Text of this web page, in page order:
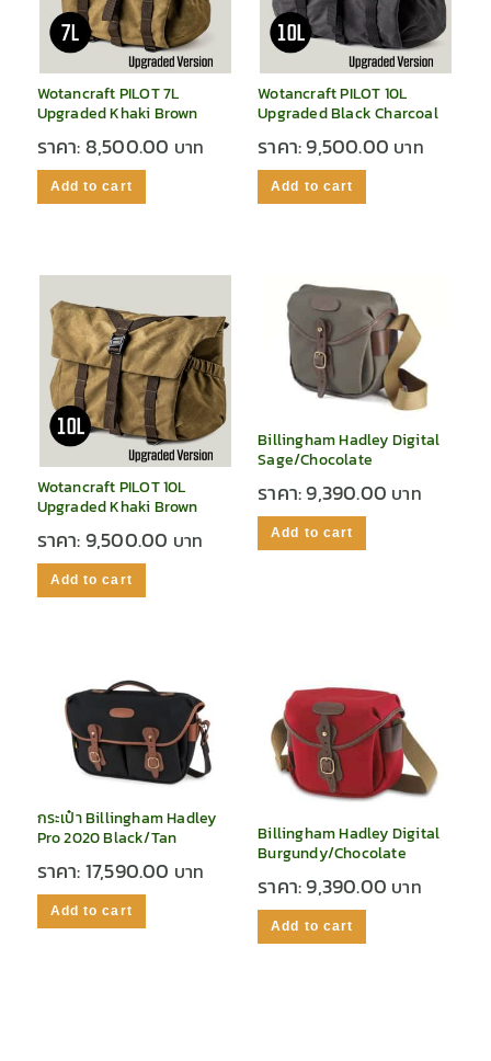
Wotancraft PILOT 7L
Upgraded Khaki Brown
ราคา:8,500.00
Add to cart
Wotancraft PILOT 10L
Upgraded Black Charcoal
ราคา:9,500.00
Add to cart
Wotancraft PILOT 10L
Upgraded Khaki Brown
ราคา:9,500.00
Add to cart
Billingham Hadley Digital
Sage/Chocolate
ราคา:9,390.00
Add to cart
กระเป๋า Billingham Hadley
Pro 2020 Black/Tan
ราคา:17,590.00
Add to cart
Billingham Hadley Digital
Burgundy/Chocolate
ราคา:9,390.00
Add to cart